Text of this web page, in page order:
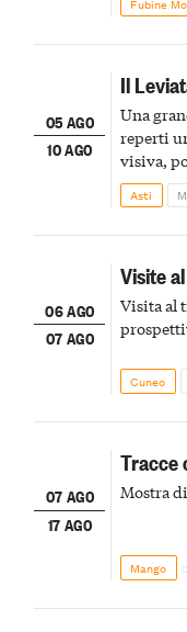
05 AGO
10 AGO
Il
Una
reperti
visiva,
della
Asti
06 AGO
07 AGO
Visite
Visita al
Cuneo
07 AGO
17 AGO
Tracce
Mostra
Mango